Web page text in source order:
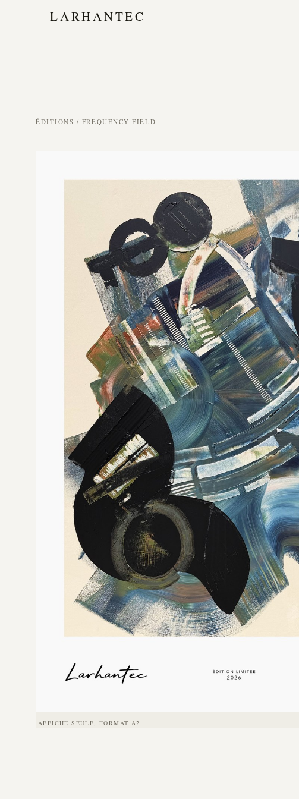
LARHANTEC
ÉDITIONS / FREQUENCY FIELD
AFFICHE SEULE, FORMAT A2